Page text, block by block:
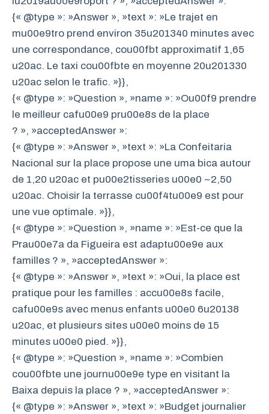
{« @type »: »Answer », »text »: »Le trajet en
mu00e9tro prend environ 35u201340 minutes avec
une correspondance, cou00fbt approximatif 1,65
u20ac. Le taxi cou00fbte en moyenne 20u201330
u20ac selon le trafic. »}},
{« @type »: »Question », »name »: »Ou00f9 prendre
le meilleur cafu00e9 pru00e8s de la place
? », »acceptedAnswer »:
{« @type »: »Answer », »text »: »La Confeitaria
Nacional sur la place propose une uma bica autour
de 1,20 u20ac et pu00e2tisseries u00e0 ~2,50
u20ac. Choisir la terrasse cu00f4tu00e9 est pour
une vue optimale. »}},
{« @type »: »Question », »name »: »Est-ce que la
Prau00e7a da Figueira est adaptu00e9e aux
familles ? », »acceptedAnswer »:
{« @type »: »Answer », »text »: »Oui, la place est
pratique pour les familles : accu00e8s facile,
cafu00e9s avec menus enfants u00e0 6u20138
u20ac, et plusieurs sites u00e0 moins de 15
minutes u00e0 pied. »}},
{« @type »: »Question », »name »: »Combien
cou00fbte une journu00e9e type en visitant la
Baixa depuis la place ? », »acceptedAnswer »:
{« @type »: »Answer », »text »: »Budget journalier